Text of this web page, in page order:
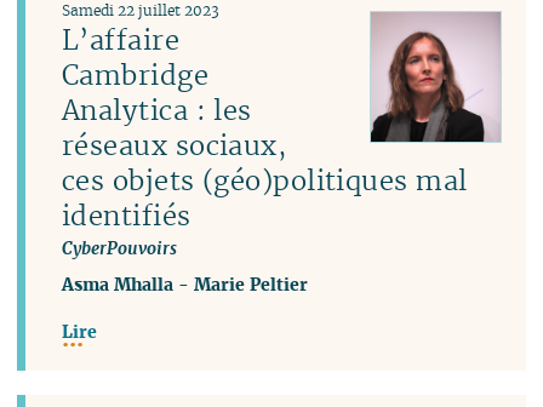
L’affaire
Cambridge
Analytica : les
réseaux sociaux,
ces objets (géo)politiques mal
identifiés
CyberPouvoirs
Samedi 22 juillet 2023
Asma Mhalla -Marie Peltier
Lire